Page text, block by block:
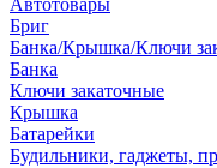
Автотовары
Бриг
Банка/Крышка/Ключи
Банка
Ключи закаточные
Крышка
Батарейки
Будильники, гаджеты,